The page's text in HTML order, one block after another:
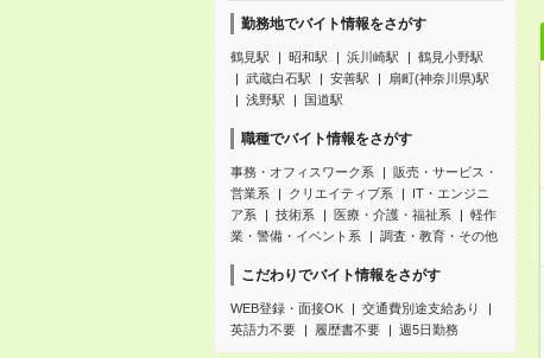
勤務地でバイト情報をさがす
鶴見駅 昭和駅 浜川崎駅
鶴見小野駅
武蔵白石駅
安善駅
扇町(神奈川県)駅
浅野駅
国道駅
職種でバイト情報をさがす
事務・オフィスワーク系
販売・サービス・
営業系
クリエイティブ系
IT・エンジニ
ア系
技術系 医療・介護・福祉系
軽作
業・警備・イベント系
調査・教育・その他
こだわりでバイト情報をさがす
WEB登録・面接OK
交通費別途支給あり
英語力不要
履歴書不要 週5日勤務